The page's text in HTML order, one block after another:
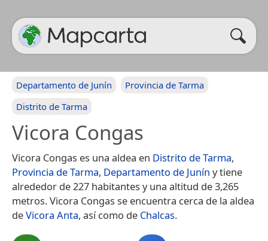
Departamento de Junín
Provincia de Tarma
Distrito de Tarma
Vicora Congas
Vicora Congas es una aldea en Distrito de Tarma,
Provincia de Tarma, Departamento de Junín y tiene
alrededor de 227 habitantes y una altitud de 3,265
metros. Vicora Congas se encuentra cerca de la aldea
deVicora Anta, así como de Chalcas.